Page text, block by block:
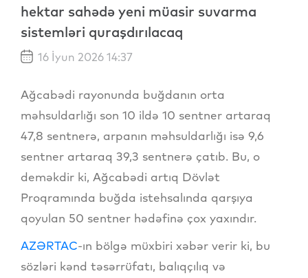
hektar sahədə yeni müasir suvarma
sistemləri quraşdırılacaq
16 İyun 2026 14:37
Ağcabədi rayonunda buğdanın orta
məhsuldarlığı son 10 ildə 10 sentner artaraq
47,8 sentnerə, arpanın məhsuldarlığı isə 9,6
sentner artaraq 39,3 sentnerə çatıb. Bu, o
deməkdir ki, Ağcabədi artıq Dövlət
Proqramında buğda istehsalında qarşıya
qoyulan 50 sentner hədəfinə çox yaxındır.
AZƏRTAC-ın bölgə müxbiri xəbər verir ki, bu
sözləri kənd təsərrüfatı, balıqçılıq və